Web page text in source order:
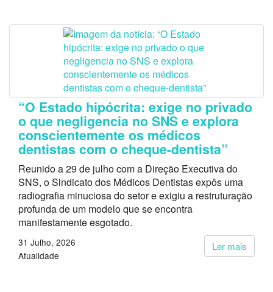
“O Estado hipócrita: exige no privado
o que negligencia no SNS e explora
conscientemente os médicos
dentistas com o cheque-dentista”
Reunido a 29 de julho com a Direção Executiva do
SNS, o Sindicato dos Médicos Dentistas expôs uma
radiografia minuciosa do setor e exigiu a restruturação
profunda de um modelo que se encontra
manifestamente esgotado.
Ler mais
31 Julho, 2026
Atualidade